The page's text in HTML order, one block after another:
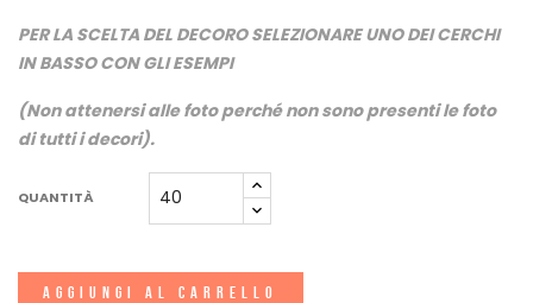
PER LA SCELTA DEL DECORO SELEZIONARE UNO DEI CERCHI
IN BASSO CON GLI ESEMPI
(Non attenersi alle foto perché non sono presenti le foto
di tutti i decori).
QUANTITÀ
AGGIUNGI AL CARRELLO